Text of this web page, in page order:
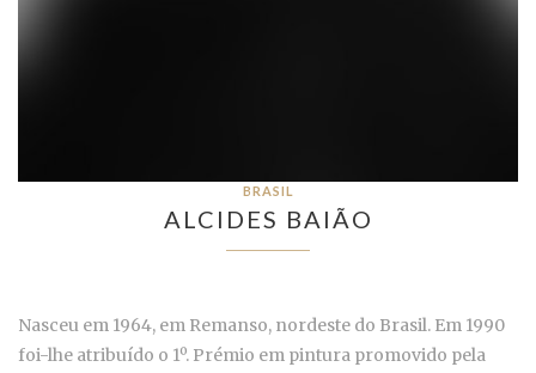
BRASIL
ALCIDES BAIÃO
Nasceu em 1964, em Remanso, nordeste do Brasil. Em 1990
foi-lhe atribuído o 1º. Prémio em pintura promovido pela